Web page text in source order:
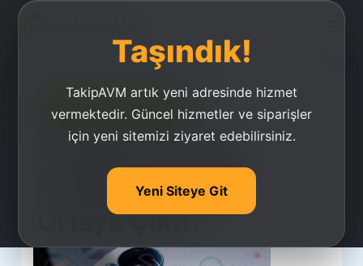
Taşındık!
TakipAVM artık yeni adresinde hizmet
vermektedir. Güncel hizmetler ve siparişler
için yeni sitemizi ziyaret edebilirsiniz.
Yeni Siteye Git
Ucuz Takipçi Satın Al
İnstagram Tarihi:
İnstagram Nasıl
Ortaya Çıktı?